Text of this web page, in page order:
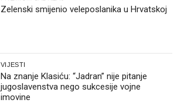
Zelenski smijenio veleposlanika u Hrvatskoj
VIJESTI
Na znanje Klasiću: “Jadran” nije pitanje
jugoslavenstva nego sukcesije vojne
imovine